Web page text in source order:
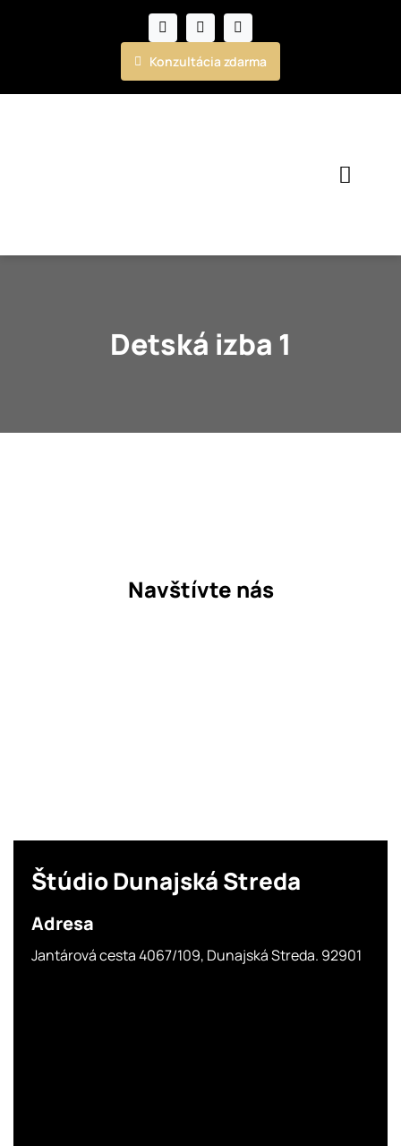
Konzultácia zdarma
Kuchyne
Realizácie
Detská izba 1
Navštívte nás
ŠtúdioDunajská Streda
Adresa
Jantárová cesta 4067/109, Dunajská Streda. 92901